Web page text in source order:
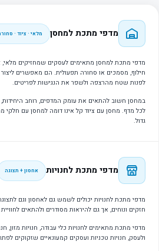
מדפי מתכת למחסן מלאי · ציוד ·
מדפי מתכת למחסן מתאימים לעסקים שמחזיקים מלאי,
חילוף, מסמכים או סחורה תפעולית. הם מאפשרים
לפנות שטח מהרצפה ולשפר את הנגישות לפריטים.
במחסן חשוב להתאים את עומק המדפים, רוחב
לכל מדף. מחסן עם ציוד קל אינו דומה למחסן עם חלקי
גדול.
מדפי מתכת לחנויות אחסון + תצוגה
מדפי מתכת לחנויות יכולים לשמש גם לאחסון וגם
חזקים ונוחים, אך גם להיראות מסודרים ולהתאים
מדפי מתכת מתאימים לחנויות כלי עבודה, חנויות מזון,
ולעסק, חנויות טכניות ועסקים קמעונאיים שזקוקים